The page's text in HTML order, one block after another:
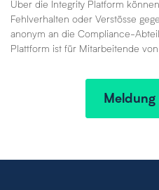
Über die Integrity Platform
Fehlverhalten oder Verstösse
anonym an die Compliance-
Plattform ist für Mitarbeitende
Meldung